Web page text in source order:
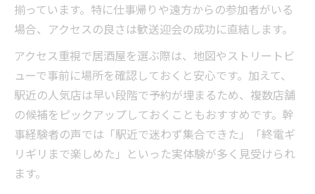
揃っています。特に仕事帰りや遠方からの参加者がいる
場合、アクセスの良さは歓送迎会の成功に直結します。
アクセス重視で居酒屋を選ぶ際は、地図やストリートビ
ューで事前に場所を確認しておくと安心です。加えて、
駅近の人気店は早い段階で予約が埋まるため、複数店舗
の候補をピックアップしておくこともおすすめです。幹
事経験者の声では「駅近で迷わず集合できた」「終電ギ
リギリまで楽しめた」といった実体験が多く見受けられ
ます。